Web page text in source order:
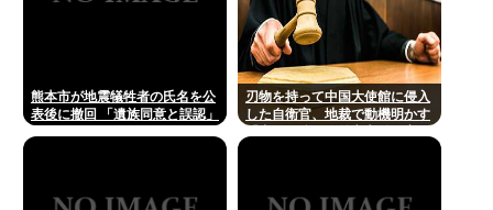
熊本市が地震犠牲者の氏名を公
表後に撤回 「遺族同意と誤認」
刃物を持って中国大使館に侵入
した自衛官、地裁で動機明かす